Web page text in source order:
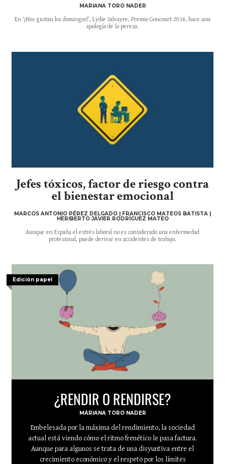
MARIANA TORO NADER
En ‘¡Nos gustan los domingos!’, Lydie Salvayre, Premio Goncourt 2014, hace una
apología de la pereza.
Jefes tóxicos, factor de riesgo contra
el bienestar emocional
MARCOS ANTONIO PÉREZ DELGADO | FRANCISCO MATEOS BATISTA |
HERIBERTO JAVIER RODRÍGUEZ MATEO
Aunque en España el estrés laboral no es considerado una enfermedad
profesional, puede derivar en accidentes de trabajo.
Edición papel
¿RENDIR O RENDIRSE?
MARIANA TORO NADER
Embelesada por la máxima del rendimiento, la sociedad
actual está viendo cómo el ritmo frenético le pasa factura.
Aunque para algunos se trata de una disyuntiva entre el
crecimiento económico y el respeto por los límites